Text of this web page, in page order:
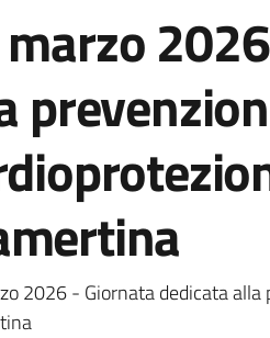
della
2026 - Giornata dedicata